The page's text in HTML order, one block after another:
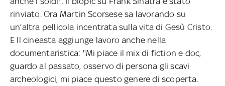
rinviato. Ora Martin Scorsese sa lavorando su
un’altra pellicola incentrata sulla vita di Gesù Cristo.
E Il cineasta aggiunge lavoro anche nella
documentaristica: "Mi piace il mix di fiction e doc,
guardo al passato, osservo di persona gli scavi
archeologici, mi piace questo genere di scoperta.